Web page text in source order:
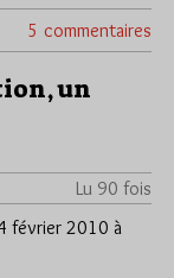
5 commentaires
un
Lu 90 fois
février 2010 à